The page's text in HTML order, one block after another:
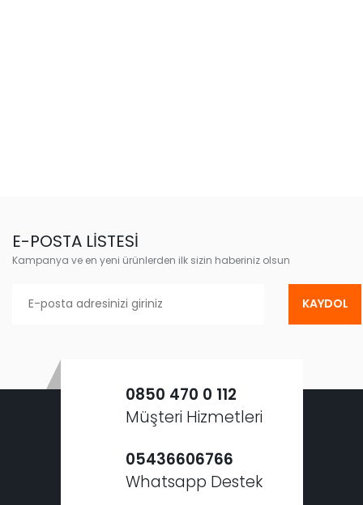
E-POSTA LİSTESİ
Kampanya ve en yeni ürünlerden ilk sizin haberiniz olsun
KAYDOL
0850 470 0 112
Müşteri Hizmetleri
05436606766
Whatsapp Destek